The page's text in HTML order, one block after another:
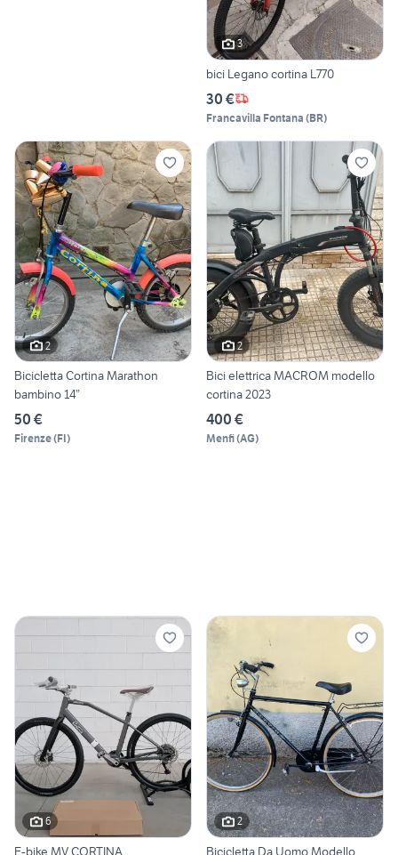
3
bici Legano cortina L770
30 €
Francavilla Fontana (BR)
2
Bicicletta Cortina Marathon
bambino 14”
50 €
Firenze(FI)
2
Bici elettrica MACROM modello
cortina 2023
400 €
Menfi(AG)
6
E-bike MV CORTINA
2
Bicicletta Da Uomo Modello